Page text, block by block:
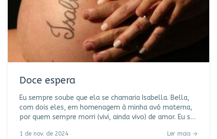
Doce espera
Eu sempre soube que ela se chamaria Isabella. Bella,
com dois eles, em homenagem à minha avó materna,
por quem sempre morri (vivi, ainda vivo) de amor. Eu só
especialmente porque a primeira gestação veio muito
1 de nov. de 2024 Ler mais →